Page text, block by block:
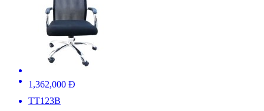
1,362,000 Đ
TT123B